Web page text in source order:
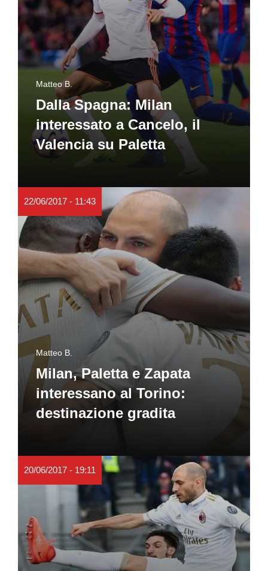
Matteo B.
Dalla Spagna: Milan
interessato a Cancelo, il
Valencia su Paletta
22/06/2017 - 11:43
Matteo B.
Milan, Paletta e Zapata
interessano al Torino:
destinazione gradita
20/06/2017 - 19:11